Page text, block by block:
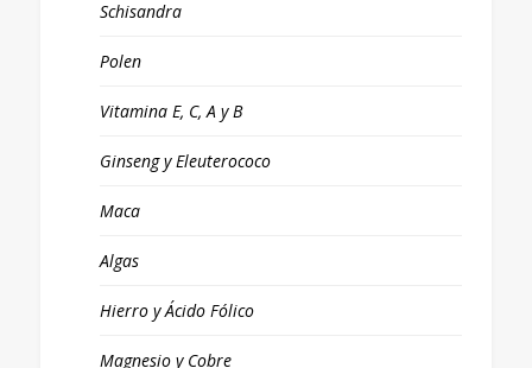
Schisandra
Polen
Vitamina E, C, A y B
Ginseng y Eleuterococo
Maca
Algas
Hierro y Ácido Fólico
Magnesio y Cobre